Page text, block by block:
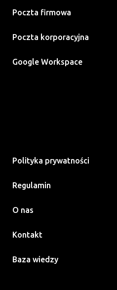
Poczta firmowa
Poczta korporacyjna
Google Workspace
Polityka prywatności
Regulamin
O nas
Kontakt
Baza wiedzy